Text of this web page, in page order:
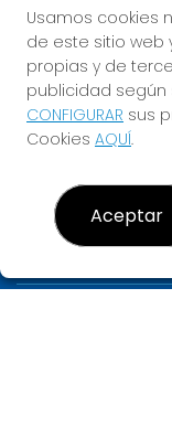
Usamos cookies
de este sitio web
propias y de
publicidad según
CONFIGURAR sus
Cookies AQUÍ.
Aceptar